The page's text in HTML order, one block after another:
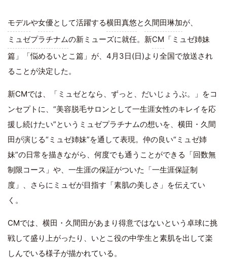
モデルや女優として活躍する横田真悠と 久間田琳加が、
ミュゼプラチナムの新ミューズに就任。新CM 「ミュゼ姉妹
篇」「悩めるいとこ篇」が、4月3日(日)より全国で放送され
ることが決定した。
新CMでは、「ミュゼとなら、ずっと、だいじょうぶ。」をコ
ンセプトに、“美容脱毛サロンとして一生涯女性のキレイを応
援し続けたい”というミュゼプラチナムの想いを、横田・久間
田が演じる“ミュゼ姉妹”を通して表現。仲の良い“ミュゼ姉
妹”の日常を描きながら、何度でも通うことができる「回数無
制限コース」や、一生涯の保証がついた「一生涯保証制
度」、さらにミュゼが目指す「素肌の美しさ」を伝えてい
く。
CMでは、横田・久間田があまり得意ではないという卓球に挑
戦して盛り上がったり、いとこ役の中学生と素肌を出して楽
しんでいる様子が描かれている。